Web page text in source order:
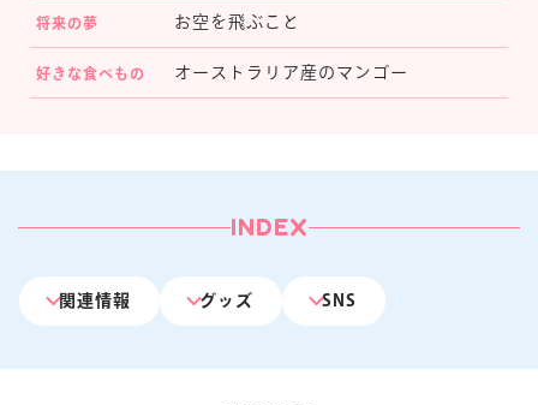
将来の夢 お空を飛ぶこと
好きな食べもの オーストラリア産のマンゴー
INDEX
関連情報 グッズ SNS